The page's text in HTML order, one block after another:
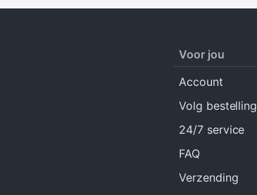
Voor jou
Account
Volg bestelling
24/7 service
FAQ
Verzending